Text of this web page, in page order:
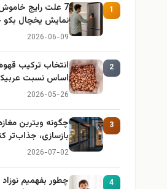
1
7 علت رایج
نمایش یخچال بکو
2026-06-09
2
انتخاب ترکیب
اساس نسبت
2026-05-26
3
چگونه ویترین
بازسازی، جذاب‌تر
2026-07-02
4
چطور بفهمیم